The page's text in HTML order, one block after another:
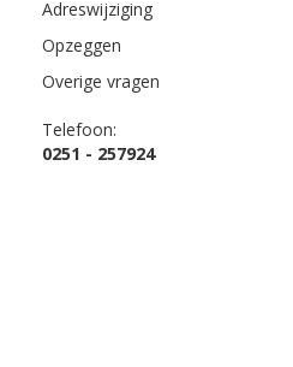
Adreswijziging
Opzeggen
Overige vragen
Telefoon:
0251 - 257924